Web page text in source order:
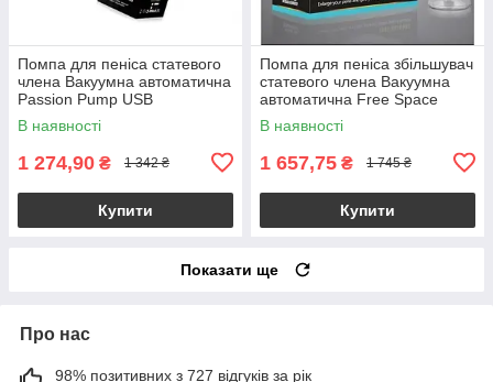
Помпа для пеніса статевого
члена Вакуумна автоматична
Passion Pump USB
В наявності
1 274,90 ₴ 1 342 ₴
Купити
Помпа для пеніса збільшувач
статевого члена Вакуумна
автоматична Free Space
В наявності
1 657,75 ₴ 1 745 ₴
Купити
Показати ще
Про нас
98% позитивних з 727 відгуків за рік